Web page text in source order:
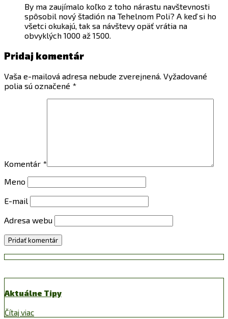
By ma zaujímalo koľko z toho nárastu navštevnosti
spôsobil nový štadión na Tehelnom Poli? A keď si ho
všetci okukajú, tak sa návštevy opäť vrátia na
obvyklých 1000 až 1500.
Pridaj komentár
Vaša e-mailová adresa nebude zverejnená. Vyžadované
polia sú označené *
Komentár *
Meno
E-mail
Adresa webu
Aktuálne Tipy
Čítaj viac